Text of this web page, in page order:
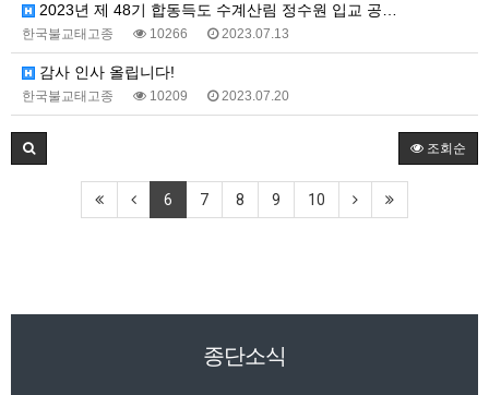
2023년 제 48기 합동득도 수계산림 정수원 입교 공…
한국불교태고종 10266 2023.07.13
감사 인사 올립니다!
한국불교태고종 10209 2023.07.20
조회순
6 7 8 9 10
종단소식